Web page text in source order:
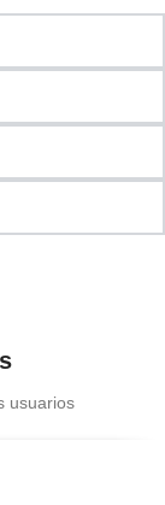
usuarios